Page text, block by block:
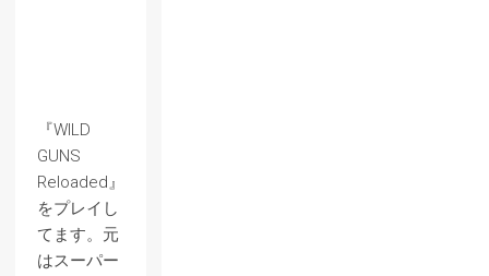
『WILD
GUNS
Reloaded』
をプレイし
てます。元
はスーパー